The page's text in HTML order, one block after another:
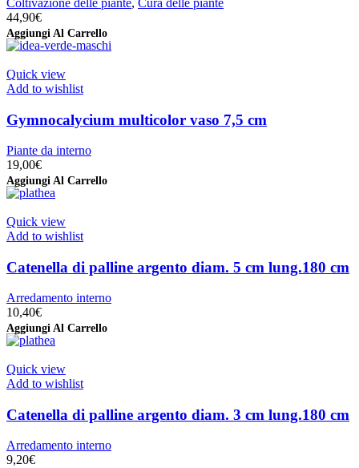
Coltivazione delle piante, Cura delle piante
44,90€
Aggiungi Al Carrello
Quick view
Add to wishlist
Gymnocalycium multicolor vaso 7,5 cm
Piante da interno
19,00€
Aggiungi Al Carrello
Quick view
Add to wishlist
Catenella di palline argento diam. 5 cm lung.180 cm
Arredamento interno
10,40€
Aggiungi Al Carrello
Quick view
Add to wishlist
Catenella di palline argento diam. 3 cm lung.180 cm
Arredamento interno
9,20€